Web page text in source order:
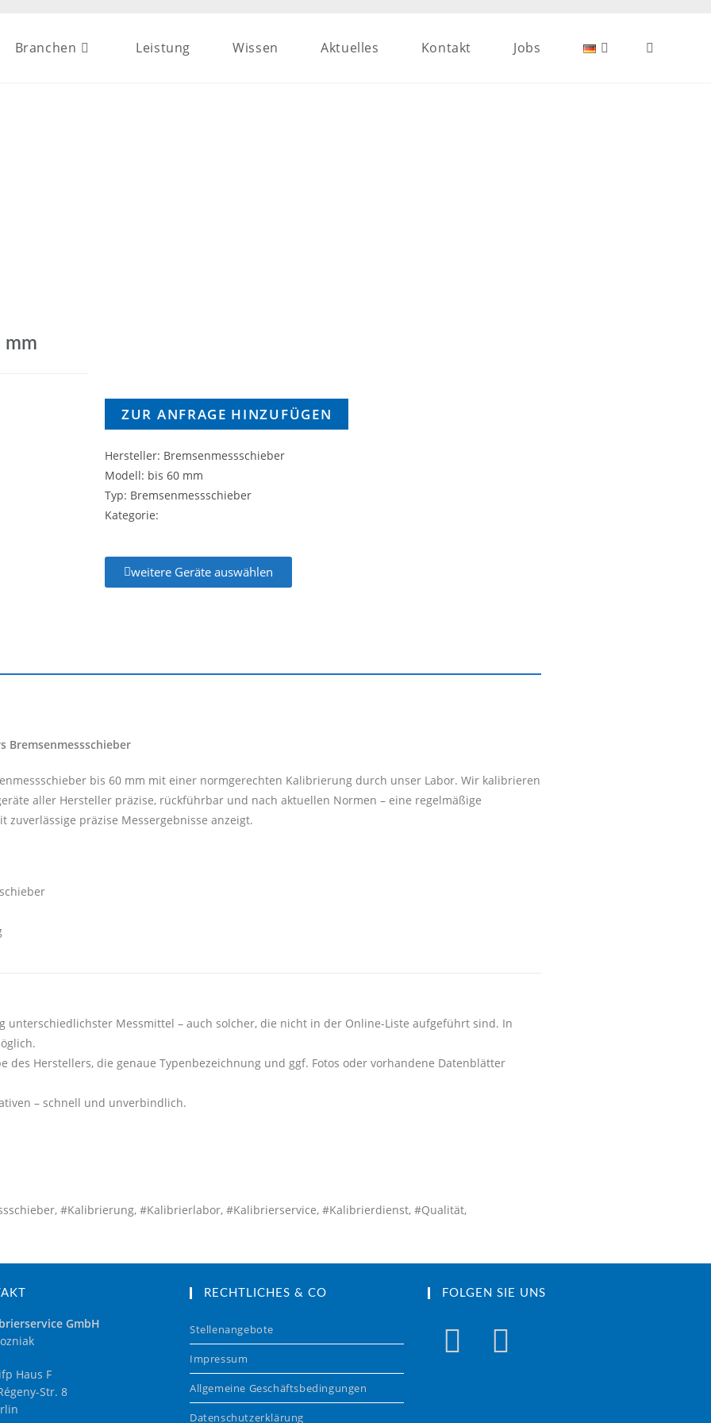
Branchen Leistung Wissen Aktuelles Kontakt Jobs
mm
ZUR ANFRAGE HINZUFÜGEN
Hersteller: Bremsenmessschieber
Modell: bis 60 mm
Typ: Bremsenmessschieber
Kategorie:
weitere Geräte auswählen
Bremsenmessschieber
bis 60 mm mit einer normgerechten Kalibrierung durch unser Labor. Wir kalibrieren
aller Hersteller präzise, rückführbar und nach aktuellen Normen – eine regelmäßige
präzise Messergebnisse anzeigt.
Messmittel – auch solcher, die nicht in der Online-Liste aufgeführt sind. In
des Herstellers, die genaue Typenbezeichnung und ggf. Fotos oder vorhandene Datenblätter
– schnell und unverbindlich.
#Kalibrierung, #Kalibrierlabor, #Kalibrierservice, #Kalibrierdienst, #Qualität,
GmbH
Haus F
Str. 8
RECHTLICHES & CO
Stellenangebote
Impressum
Allgemeine Geschäftsbedingungen
Datenschutzerklärung
FOLGEN SIE UNS